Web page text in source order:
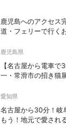
鹿児島へのアクセス
道・フェリーで行く
鹿児島県
【名古屋から電車
一・常滑市の招き猫
愛知県
名古屋から30分！岐
もう！地元で愛され